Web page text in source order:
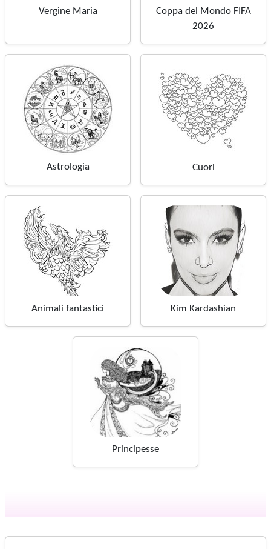
Vergine Maria
Coppa del Mondo FIFA
2026
Astrologia Cuori
Animali fantastici Kim Kardashian
Principesse